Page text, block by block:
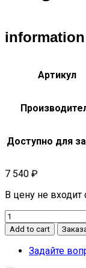
information
Артикул
Доступно для
7 540 ₽
В цену не входит
Замок
двери
задней
левой
Add to cart
Задайте